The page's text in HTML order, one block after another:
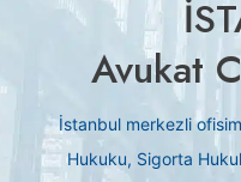
Avukat
İstanbul merkezli
Hukuku, Sigorta